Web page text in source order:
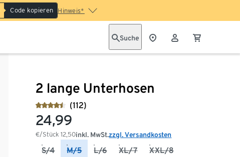
Code kopieren Hinweis*
Suche
2 lange Unterhosen
(112)
24,99
€/Stück12,50inkl. MwSt.zzgl. Versandkosten
S/4 M/5 L/6 XL/7 XXL/8